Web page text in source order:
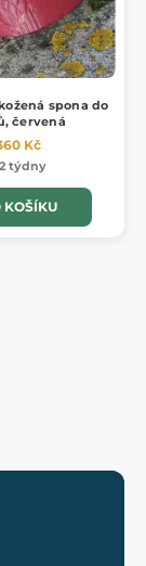
spona do
červená
Kč
2 týdny
KOŠÍKU